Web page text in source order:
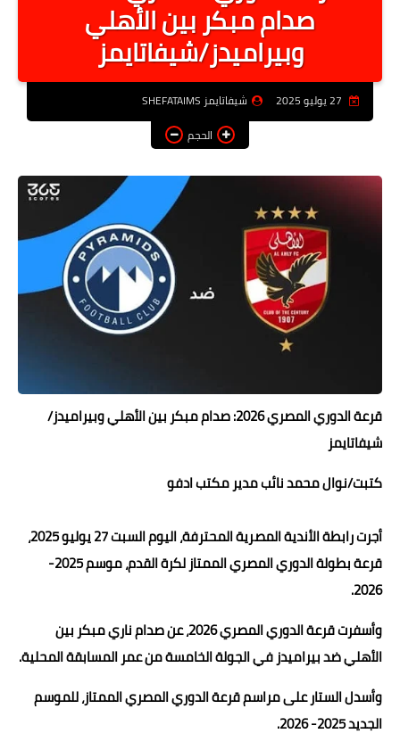
أخبار الرياصة
الطب البديل
منوعات
خدمات
اخبار فنيه
التعليم
الصحه
الطقس
حوادث وقضايا
فن المطبخ
مقالات
صدام مبكر بين الأهلي
وبيراميدز/شيفاتايمز
شيفاتايمز SHEFATAIMS
الحجم
قرعة الدوري المصري 2026: صدام مبكر بين الأهلي وبيراميدز/
شيفاتايمز
كتبت/نوال محمد نائب مدير مكتب ادفو
أجرت رابطة الأندية المصرية المحترفة، اليوم السبت 27 يوليو 2025،
قرعة بطولة الدوري المصري الممتاز لكرة القدم، موسم 2025-
2026.
وأسفرت قرعة الدوري المصري 2026، عن صدام ناري مبكر بين
الأهلي ضد بيراميدز في الجولة الخامسة من عمر المسابقة المحلية.
وأسدل الستار على مراسم قرعة الدوري المصري الممتاز، للموسم
الجديد 2025- 2026.